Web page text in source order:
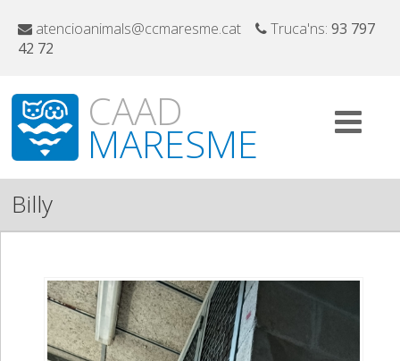
atencioanimals@ccmaresme.cat Truca'ns: 93 797
42 72
CAAD
MARESME
Billy